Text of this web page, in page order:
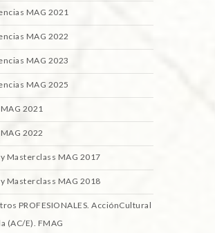
MAG 2021
MAG 2022
MAG 2023
MAG 2025
2021
2022
Masterclass MAG 2017
Masterclass MAG 2018
PROFESIONALES. AcciónCultural
(AC/E). FMAG